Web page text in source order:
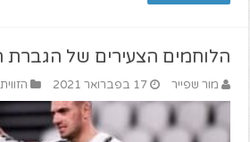
הלוחמים הצעירים של הגברת
מור שפייר 17 בפברואר 2021